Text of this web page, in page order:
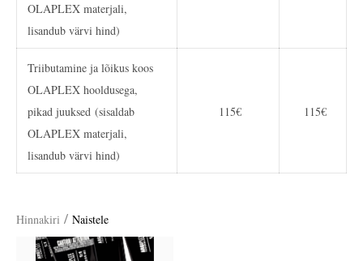
OLAPLEX materjali,
lisandub värvi hind)
Triibutamine ja lõikus koos
OLAPLEX hooldusega,
pikad juuksed (sisaldab
OLAPLEX materjali,
lisandub värvi hind)
115€ 115€
Hinnakiri / Naistele